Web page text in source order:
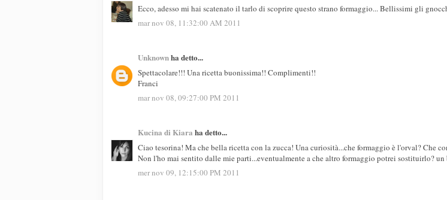
Ecco, adesso mi hai scatenato il tarlo di scoprire questo strano formaggio... Bellissimi gli
mar nov 08, 11:32:00 AM 2011
Unknownha detto...
Spettacolare!!! Una ricetta buonissima!! Complimenti!!
Franci
mar nov 08, 09:27:00 PM 2011
Kucina di Kiara ha detto...
Ciao tesorina! Ma che bella ricetta con la zucca! Una curiosità...che formaggio è l'orval? Che
Non l'ho mai sentito dalle mie parti...eventualmente a che altro formaggio potrei sostituirlo? un
mer nov 09, 12:15:00 PM 2011